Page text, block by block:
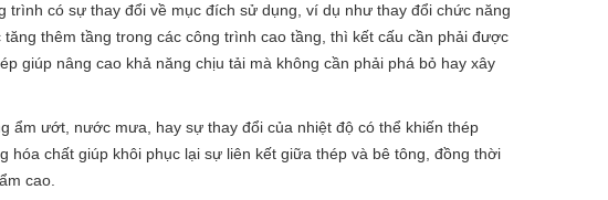
trình có sự thay đổi về mục đích sử dụng, ví dụ như thay đổi chức năng
thêm tầng trong các công trình cao tầng, thì kết cấu cần phải được
giúp nâng cao khả năng chịu tải mà không cần phải phá bỏ hay xây
ẩm ướt, nước mưa, hay sự thay đổi của nhiệt độ có thể khiến thép
hóa chất giúp khôi phục lại sự liên kết giữa thép và bê tông, đồng thời
cao.